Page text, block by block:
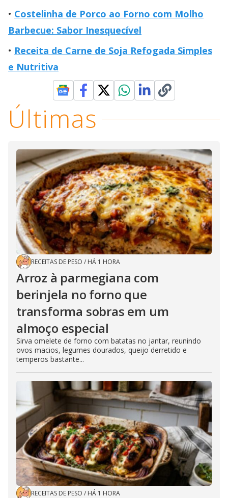
Costelinha de Porco ao Forno com Molho
Barbecue: Sabor Inesquecível
Receita de Carne de Soja Refogada Simples
e Nutritiva
Últimas
RECEITAS DE PESO / HÁ 1 HORA
Arroz à parmegiana com
berinjela no forno que
transforma sobras em um
almoço especial
Sirva omelete de forno com batatas no jantar, reunindo
ovos macios, legumes dourados, queijo derretido e
temperos bastante...
RECEITAS DE PESO / HÁ 1 HORA